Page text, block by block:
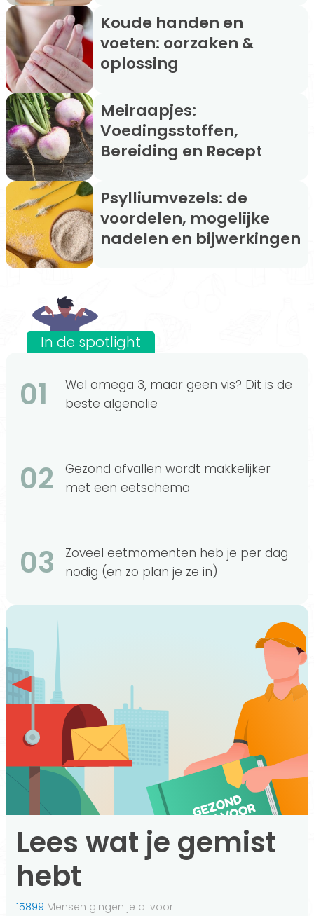
Koude handen en
voeten: oorzaken &
oplossing
Meiraapjes:
Voedingsstoffen,
Bereiding en Recept
Psylliumvezels: de
voordelen, mogelijke
nadelen en bijwerkingen
In de spotlight
01
Wel omega 3, maar geen vis? Dit is de
beste algenolie
02
Gezond afvallen wordt makkelijker
met een eetschema
03
Zoveel eetmomenten heb je per dag
nodig (en zo plan je ze in)
Lees wat je gemist
hebt
15899 Mensen gingen je al voor